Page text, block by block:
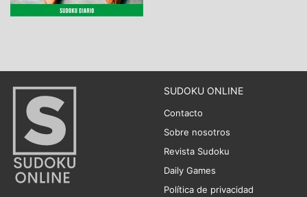
SUDOKU ONLINE
Contacto
Sobre nosotros
Revista Sudoku
Daily Games
Política de privacidad